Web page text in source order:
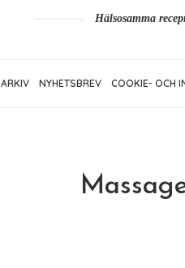
Hälsosamma
ARKIV NYHETSBREV COOKIE- OCH